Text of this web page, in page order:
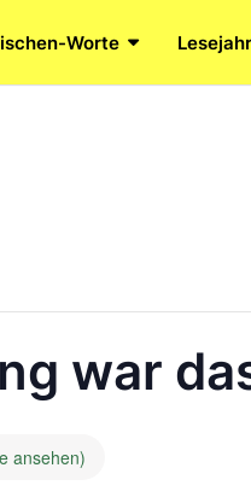
Worte
war
ansehen)